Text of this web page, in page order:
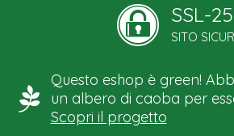
SSL-
SITO
Questo eshop è green!
un albero di caoba per
Scopri il progetto